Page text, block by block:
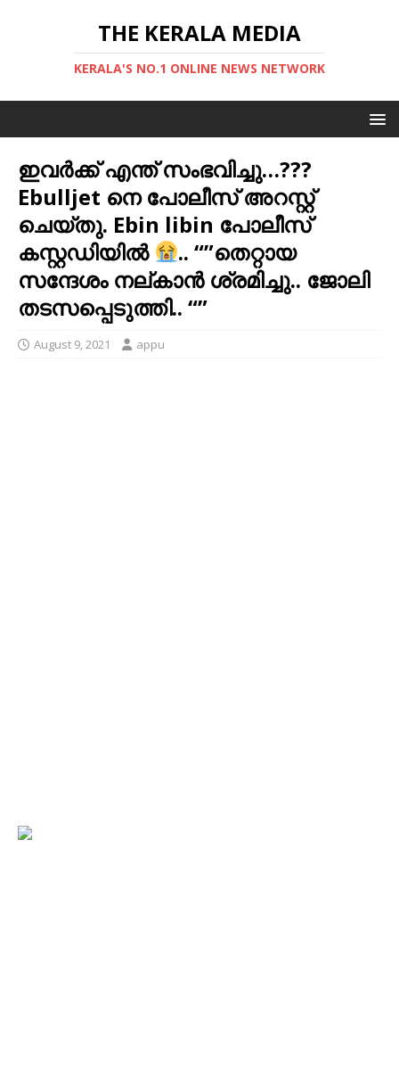
THE KERALA MEDIA
KERALA'S NO.1 ONLINE NEWS NETWORK
ഇവര്‍ക്ക് എന്ത് സംഭവിച്ചു…???
Ebulljet നെ പോലീസ് അറസ്റ്റ്
ചെയ്തു. Ebin libin പോലീസ്
കസ്റ്റഡിയിൽ
.. “”തെറ്റായ
സന്ദേശം നല്കാന്‍ ശ്രമിച്ചു.. ജോലി
തടസപ്പെടുത്തി.. “”
August 9, 2021 appu